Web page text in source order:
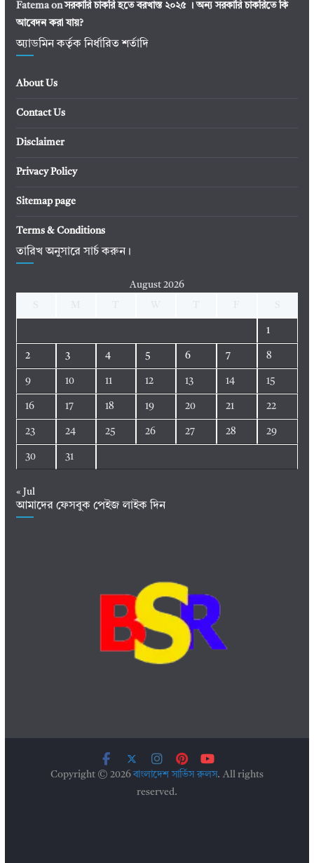
Fatemaonসরকারি চাকরি হতে বরখাস্ত ২০২৫ । অন্য সরকারি চাকরিতে কি
আবেদন করা যায়?
অ্যাডমিন কর্তৃক নির্ধারিত শর্তাদি
About Us
Contact Us
Disclaimer
Privacy Policy
Sitemap page
Terms & Conditions
তারিখ অনুসারে সার্চ করুন।
August 2026
1
2 3 4 5 6 7 8
9 10 11 12 13 14 15
16 17 18 19 20 21 22
23 24 25 26 27 28 29
30 31
« Jul
আমাদের ফেসবুক পেইজ লাইক দিন
Copyright © 2026বাংলাদেশ সার্ভিস রুলস. All rights
reserved.